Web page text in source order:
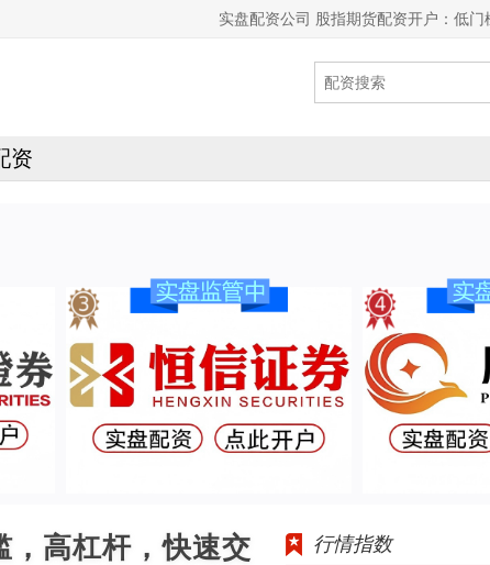
实盘配资公司 股指期货配资开户：低门
资
，高杠杆，快速交
行情指数